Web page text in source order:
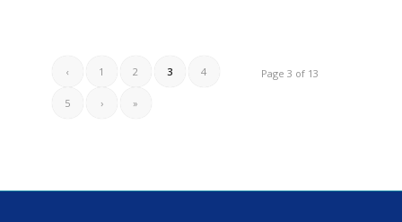
Page 3 of 13
‹ 1 2 3 4
5 › »